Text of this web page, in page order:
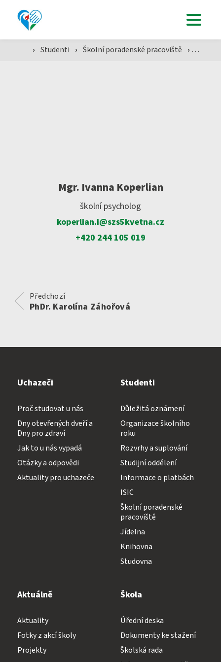
Uchazeči
Praktická sestra
Kosmetické služby
Masér ve zdravotnictví
Bezpečnostně právní činnost
Přijímací zkoušky ›
Praxe ›
Diplomovaný nutriční terapeut
Diplomovaná všeobecná sestra
Diplomovaná dětská sestra
Kontakty
Instagram
Jídelníček
244 105 001
sekretariat@szs5kvetna.cz
› Studenti › Školní poradenské pracoviště › Mgr.
Mgr. Ivanna Koperlian
školní psycholog
koperlian.i@szs5kvetna.cz
+420 244 105 019
Předchozí
PhDr. Karolína Záhořová
Uchazeči
Proč studovat u nás
Dny otevřených dveří a
Dny pro zdraví
Jak to u nás vypadá
Otázky a odpovědi
Aktuality pro uchazeče
Studenti
Důležitá oznámení
Organizace školního
roku
Rozvrhy a suplování
Studijní oddělení
Informace o platbách
ISIC
Školní poradenské
pracoviště
Jídelna
Knihovna
Studovna
Aktuálně
Aktuality
Fotky z akcí školy
Projekty
Škola
Úřední deska
Dokumenty ke stažení
Školská rada